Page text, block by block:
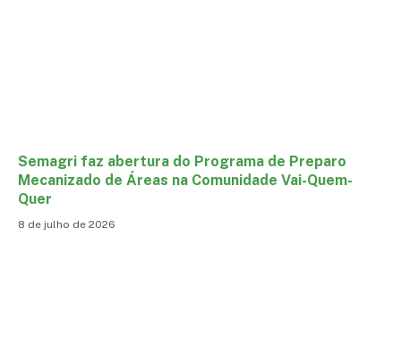
Semagri faz abertura do Programa de Preparo
Mecanizado de Áreas na Comunidade Vai-Quem-
Quer
8 de julho de 2026